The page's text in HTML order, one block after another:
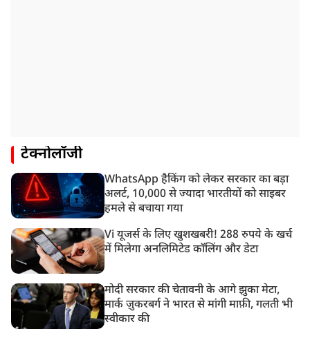
टेक्नोलॉजी
WhatsApp हैकिंग को लेकर सरकार का बड़ा
अलर्ट, 10,000 से ज्यादा भारतीयों को साइबर
हमले से बचाया गया
Vi यूजर्स के लिए खुशखबरी! 288 रुपये के खर्च
में मिलेगा अनलिमिटेड कॉलिंग और डेटा
मोदी सरकार की चेतावनी के आगे झुका मेटा,
मार्क ज़ुकरबर्ग ने भारत से मांगी माफ़ी, गलती भी
स्वीकार की